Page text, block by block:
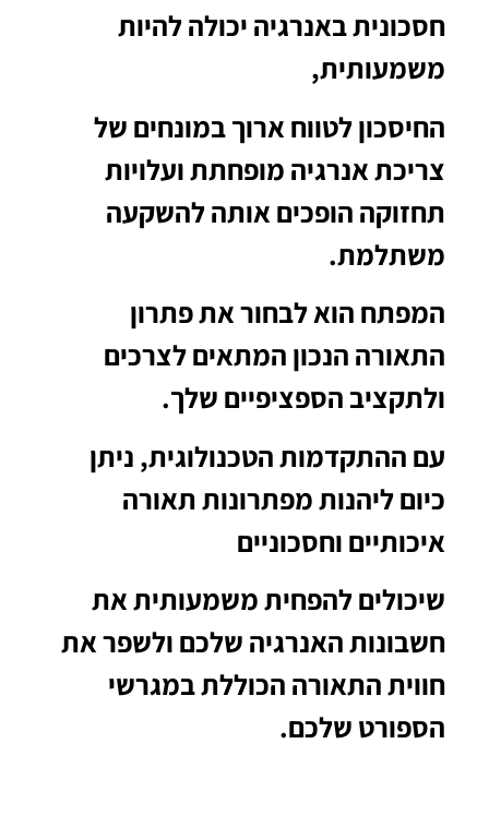
חסכונית באנרגיה יכולה להיות
משמעותית,
החיסכון לטווח ארוך במונחים של
צריכת אנרגיה מופחתת ועלויות
תחזוקה הופכים אותה להשקעה
משתלמת.
המפתח הוא לבחור את פתרון
התאורה הנכון המתאים לצרכים
ולתקציב הספציפיים שלך.
עם ההתקדמות הטכנולוגית, ניתן
כיום ליהנות מפתרונות תאורה
איכותיים וחסכוניים
שיכולים להפחית משמעותית את
חשבונות האנרגיה שלכם ולשפר את
חווית התאורה הכוללת במגרשי
הספורט שלכם.